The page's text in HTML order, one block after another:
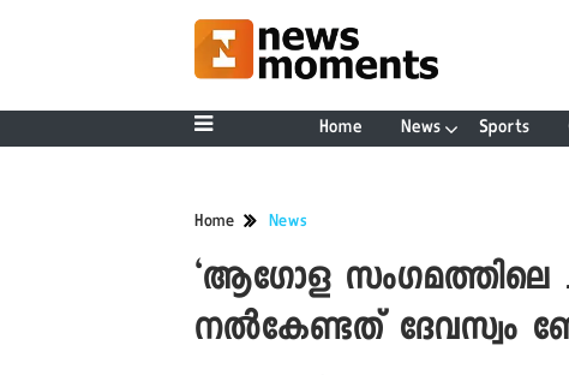
Home News Sports
Home News
‘ആഗോള സംഗമത്തിലെ
നൽകേണ്ടത് ദേവസ്വം